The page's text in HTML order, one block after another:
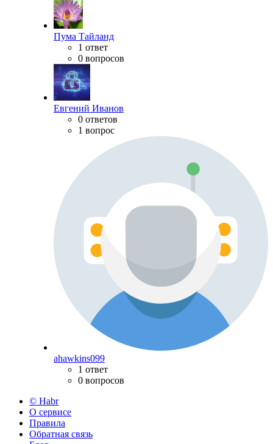
Пума Тайланд
1 ответ
0 вопросов
Евгений Иванов
0 ответов
1 вопрос
ahawkins099
1 ответ
0 вопросов
© Habr
О сервисе
Правила
Обратная связь